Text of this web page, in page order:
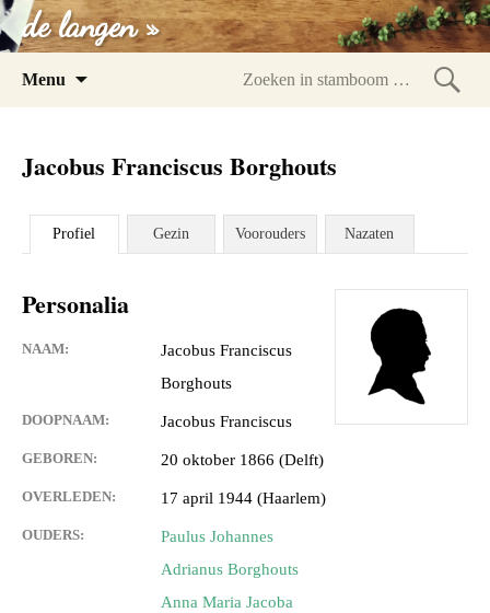
de langen »
Menu
Jacobus Franciscus Borghouts
Profiel Gezin Voorouders Nazaten
Personalia
NAAM:
Jacobus Franciscus
Borghouts
DOOPNAAM: Jacobus Franciscus
GEBOREN: 20 oktober 1866 (Delft)
OVERLEDEN: 17 april 1944 (Haarlem)
OUDERS:
Paulus Johannes
Adrianus Borghouts
Anna Maria Jacoba